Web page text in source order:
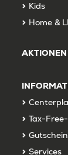
Kids
Home &
AKTIONEN
Tax-
Services